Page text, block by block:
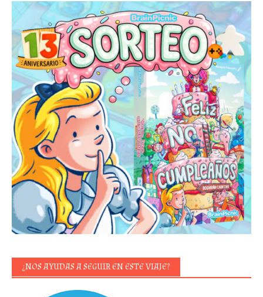
¿NOS AYUDAS A SEGUIR EN ESTE VIAJE?